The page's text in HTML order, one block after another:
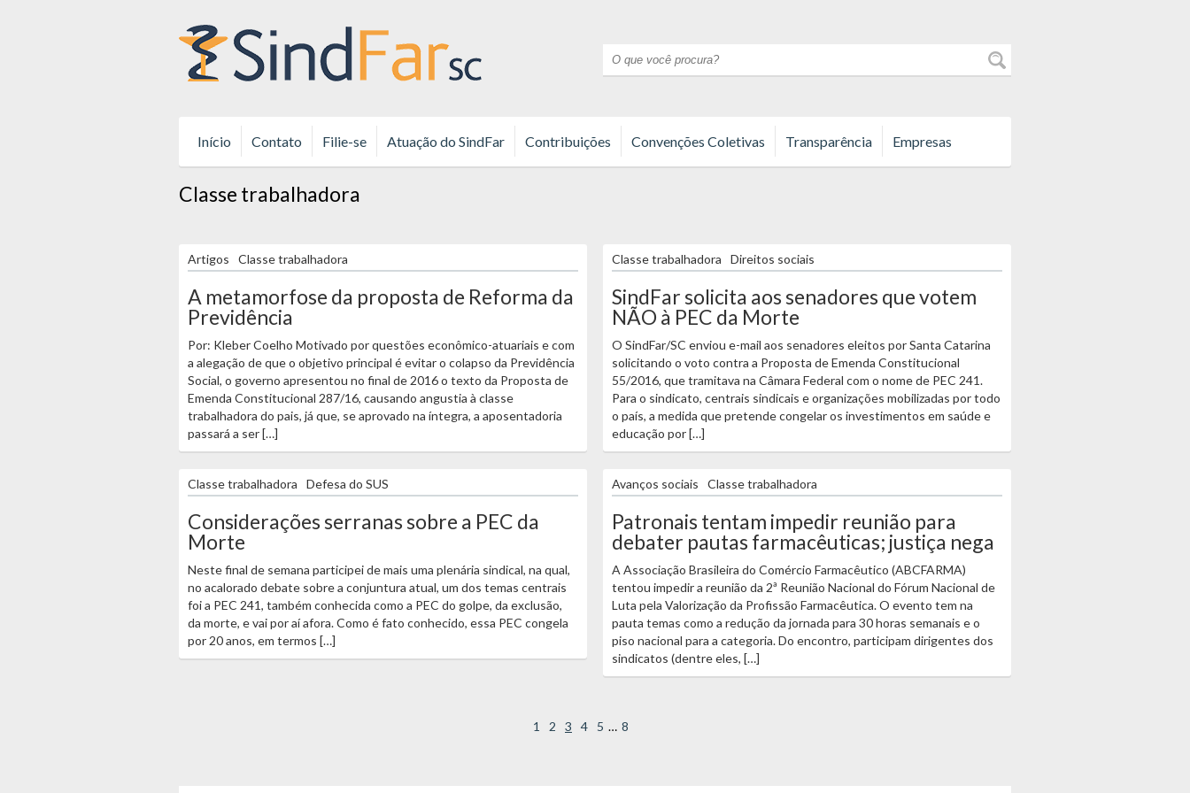
Início Contato Filie-se Atuação do SindFar Contribuições Convenções Coletivas Transparência Empresas
Classe trabalhadora
Artigos Classe trabalhadora
A metamorfose da proposta de Reforma da
Previdência
Por: Kleber Coelho Motivado por questões econômico-atuariais e com
a alegação de que o objetivo principal é evitar o colapso da Previdência
Social, o governo apresentou no final de 2016 o texto da Proposta de
Emenda Constitucional 287/16, causando angustia à classe
trabalhadora do pais, já que, se aprovado na íntegra, a aposentadoria
passará a ser […]
Classe trabalhadora Direitos sociais
SindFar solicita aos senadores que votem
NÃO à PEC da Morte
O SindFar/SC enviou e-mail aos senadores eleitos por Santa Catarina
solicitando o voto contra a Proposta de Emenda Constitucional
55/2016, que tramitava na Câmara Federal com o nome de PEC 241.
Para o sindicato, centrais sindicais e organizações mobilizadas por todo
o país, a medida que pretende congelar os investimentos em saúde e
educação por […]
Classe trabalhadora Defesa do SUS
Considerações serranas sobre a PEC da
Morte
Neste final de semana participei de mais uma plenária sindical, na qual,
no acalorado debate sobre a conjuntura atual, um dos temas centrais
foi a PEC 241, também conhecida como a PEC do golpe, da exclusão,
da morte, e vai por aí afora. Como é fato conhecido, essa PEC congela
por 20 anos, em termos […]
Avanços sociais Classe trabalhadora
Patronais tentam impedir reunião para
debater pautas farmacêuticas; justiça nega
A Associação Brasileira do Comércio Farmacêutico (ABCFARMA)
tentou impedir a reunião da 2ª Reunião Nacional do Fórum Nacional de
Luta pela Valorização da Profissão Farmacêutica. O evento tem na
pauta temas como a redução da jornada para 30 horas semanais e o
piso nacional para a categoria. Do encontro, participam dirigentes dos
sindicatos (dentre eles, […]
1 2 3 4 5 … 8